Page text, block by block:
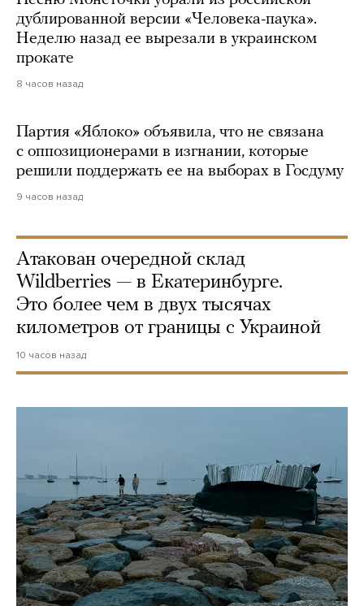
дублированной версии «Человека-паука».
Неделю назад ее вырезали в украинском
прокате
8 часов назад
Партия «Яблоко» объявила, что не связана
с оппозиционерами в изгнании, которые
решили поддержать ее на выборах в Госдуму
9 часов назад
Атакован очередной склад
Wildberries — в Екатеринбурге.
Это более чем в двух тысячах
километров от границы с Украиной
10 часов назад